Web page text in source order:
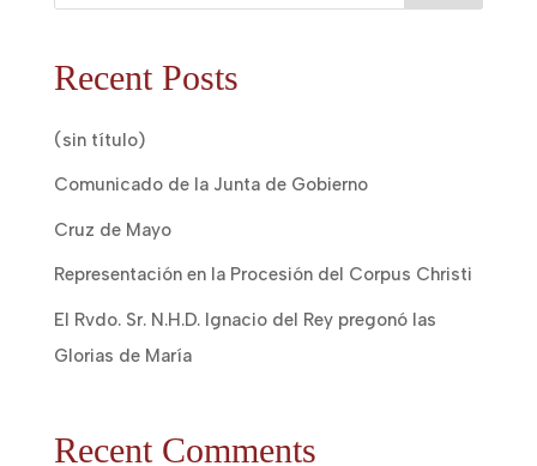
Recent Posts
(sin título)
Comunicado de la Junta de Gobierno
Cruz de Mayo
Representación en la Procesión del Corpus Christi
El Rvdo. Sr. N.H.D. Ignacio del Rey pregonó las
Glorias de María
Recent Comments